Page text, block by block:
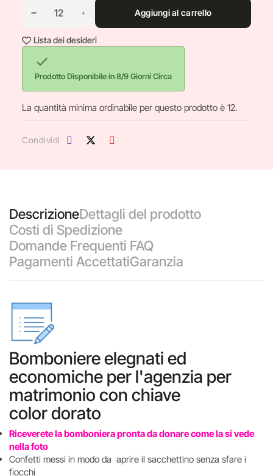
Aggiungi al carrello
Lista dei desideri

Prodotto Disponibile in 8/9 Giorni Circa
La quantità minima ordinabile per questo prodotto è 12.
Condividi
DescrizioneDettagli del prodotto
Costi di Spedizione
Domande Frequenti FAQ
Pagamenti AccettatiGaranzia
Bomboniere elegnati ed
economiche per l'agenzia per
matrimonio con chiave
color dorato
Riceverete la bomboniera pronta da donare come la si vede
nella foto
Confetti messi in modo da aprire il sacchettino senza sfare i
fiocchi